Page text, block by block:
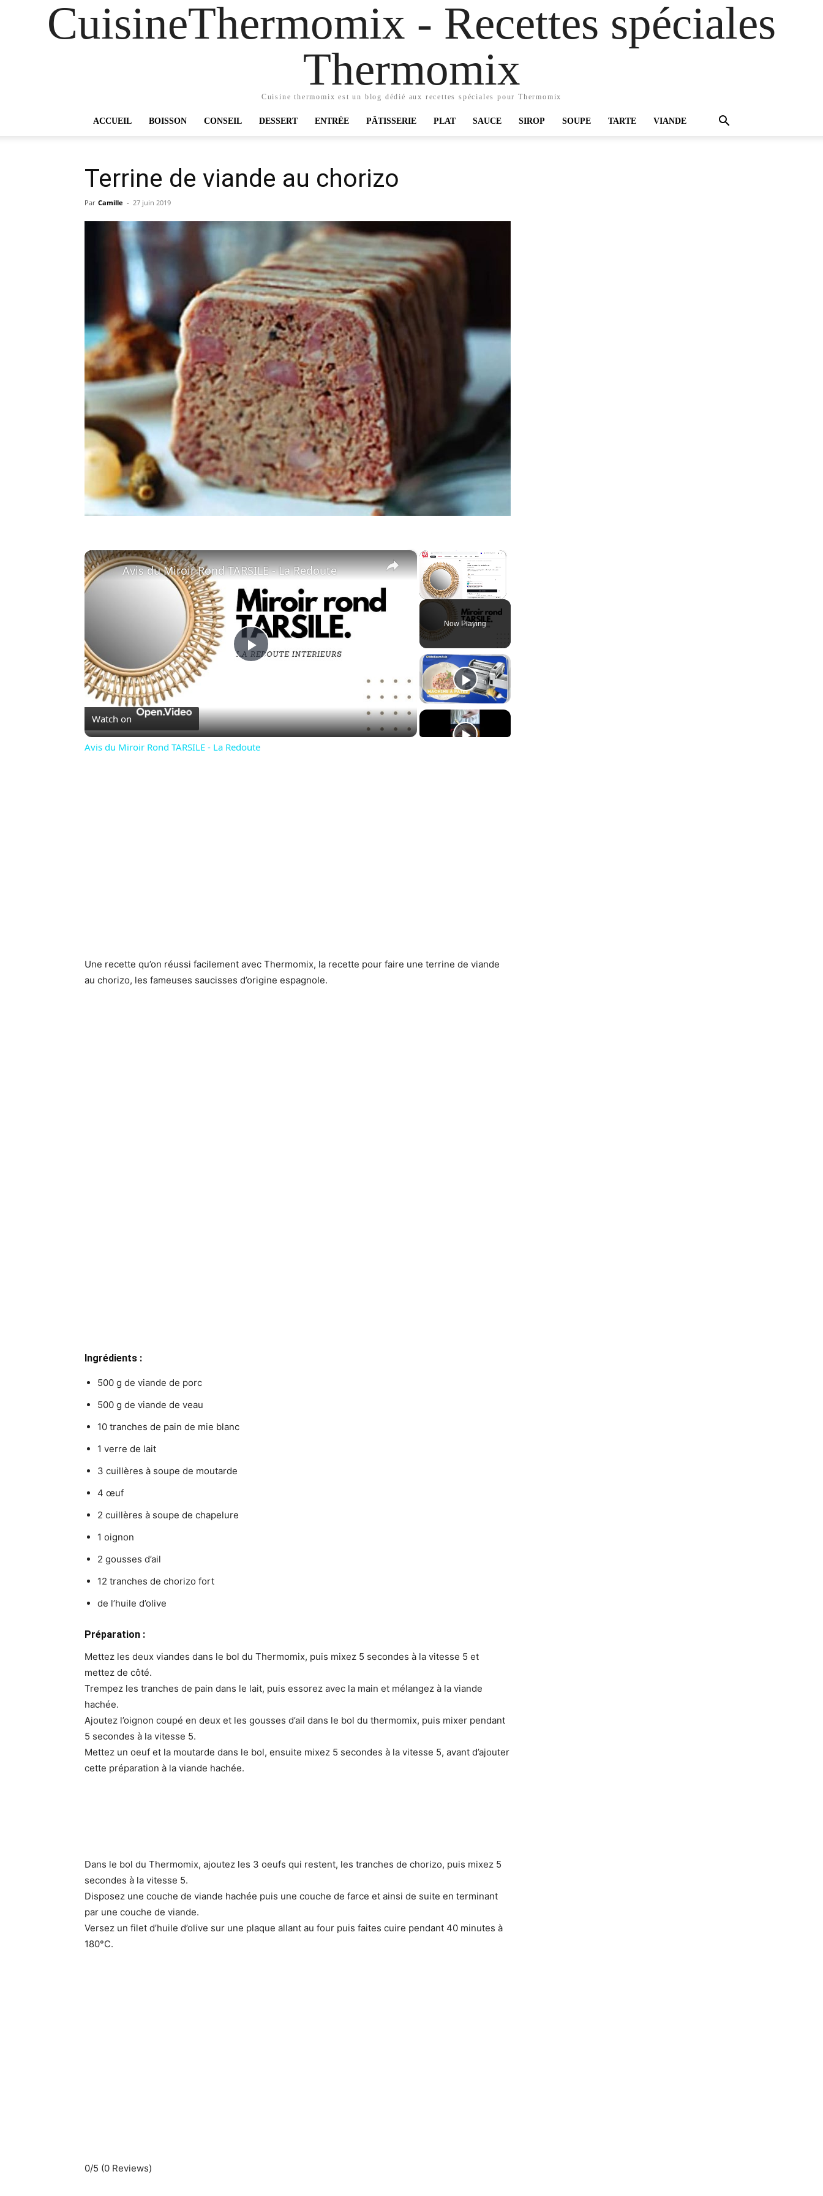
CuisineThermomix - Recettes spéciales
Thermomix
Cuisine thermomix est un blog dédié aux recettes spéciales pour Thermomix
ACCUEIL BOISSON CONSEIL DESSERT ENTRÉE PÂTISSERIE PLAT SAUCE SIROP SOUPE TARTE VIANDE
Terrine de viande au chorizo
Par Camille - 27 juin 2019
×
Unmute
Now Playing
×
Play
Avis du Miroir Rond TARSILE - La Redoute
Watch on
Avis du Miroir Rond TARSILE - La Redoute
Une recette qu’on réussi facilement avec Thermomix, la recette pour faire une terrine de viande
au chorizo, les fameuses saucisses d’origine espagnole.
Ingrédients :
500 g de viande de porc
500 g de viande de veau
10 tranches de pain de mie blanc
1 verre de lait
3 cuillères à soupe de moutarde
4 œuf
2 cuillères à soupe de chapelure
1 oignon
2 gousses d’ail
12 tranches de chorizo fort
de l’huile d’olive
Préparation :
Mettez les deux viandes dans le bol du Thermomix, puis mixez 5 secondes à la vitesse 5 et
mettez de côté.
Trempez les tranches de pain dans le lait, puis essorez avec la main et mélangez à la viande
hachée.
Ajoutez l’oignon coupé en deux et les gousses d’ail dans le bol du thermomix, puis mixer pendant
5 secondes à la vitesse 5.
Mettez un oeuf et la moutarde dans le bol, ensuite mixez 5 secondes à la vitesse 5, avant d’ajouter
cette préparation à la viande hachée.
Dans le bol du Thermomix, ajoutez les 3 oeufs qui restent, les tranches de chorizo, puis mixez 5
secondes à la vitesse 5.
Disposez une couche de viande hachée puis une couche de farce et ainsi de suite en terminant
par une couche de viande.
Versez un filet d’huile d’olive sur une plaque allant au four puis faites cuire pendant 40 minutes à
180°C.
0/5 (0 Reviews)